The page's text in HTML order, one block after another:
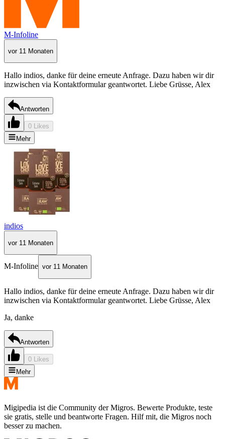
M-Infoline
vor 11 Monaten
Hallo indios, danke für deine erneute Anfrage. Dazu haben wir dir
inzwischen via Kontaktformular geantwortet. Liebe Grüsse, Alex
Antworten
0 Likes
Mehr
indios
vor 11 Monaten
M-Infoline vor 11 Monaten
Hallo indios, danke für deine erneute Anfrage. Dazu haben wir dir
inzwischen via Kontaktformular geantwortet. Liebe Grüsse, Alex
Ja, danke
Antworten
0 Likes
Mehr
Migipedia ist die Community der Migros. Bewerte Produkte, teste
sie gratis, stelle und beantworte Fragen. Hilf mit, die Migros noch
besser zu machen.